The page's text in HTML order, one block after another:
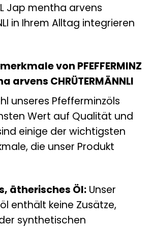
Jap mentha arvens
in Ihrem Alltag integrieren
von PFEFFERMINZ
arvens CHRÜTERMÄNNLI
unseres Pfefferminzöls
Wert auf Qualität und
einige der wichtigsten
die unser Produkt
ätherisches Öl:Unser
enthält keine Zusätze,
synthetischen